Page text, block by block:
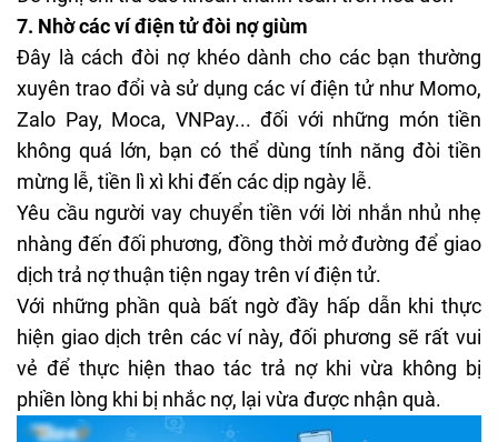
7. Nhờ các ví điện tử đòi nợ giùm
Đây là cách đòi nợ khéo dành cho các bạn thường
xuyên trao đổi và sử dụng các ví điện tửnhư Momo,
Zalo Pay, Moca, VNPay... đối với những món tiền
không quá lớn, bạn có thể dùng tính năng đòi tiền
mừng lễ, tiền lì xì khi đến các dịp ngày lễ.
Yêu cầu người vay chuyển tiền với lời nhắn nhủ nhẹ
nhàng đến đối phương, đồng thời mở đường để giao
dịch trả nợ thuận tiện ngay trên ví điện tử.
Với những phần quà bất ngờ đầy hấp dẫn khi thực
hiện giao dịch trên các ví này, đối phương sẽ rất vui
vẻ để thực hiện thao tác trả nợ khi vừa không bị
phiền lòng khi bị nhắc nợ, lại vừa được nhận quà.